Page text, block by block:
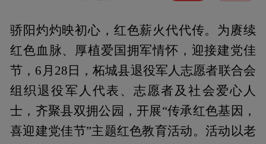
骄阳灼灼映初心，红色薪火代代传。为赓续
红色血脉、厚植爱国拥军情怀，迎接建党佳
节，6月28日，柘城县退役军人志愿者联合会
组织退役军人代表、志愿者及社会爱心人
士，齐聚县双拥公园，开展“传承红色基因，
喜迎建党佳节”主题红色教育活动。活动以老